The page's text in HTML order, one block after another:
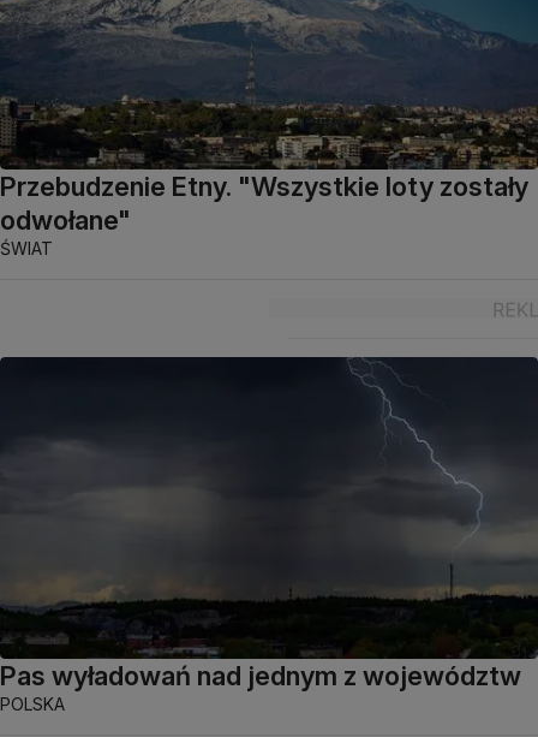
Przebudzenie Etny. "Wszystkie loty zostały
odwołane"
ŚWIAT
Pas wyładowań nad jednym z województw
POLSKA